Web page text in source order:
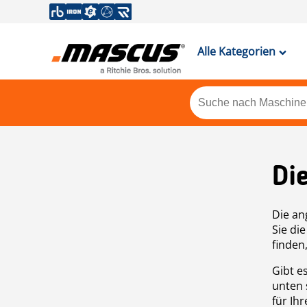
Alle Kategorien
Die
Sie
Gibt
unten
für